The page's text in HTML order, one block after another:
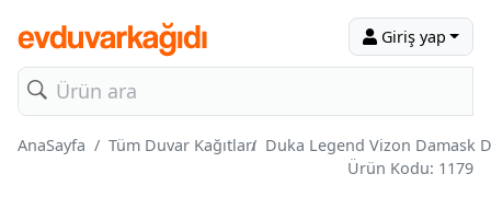
Giriş yap
AnaSayfa Tüm Duvar Kağıtları Duka Legend Vizon Damask
Ürün Kodu: 1179